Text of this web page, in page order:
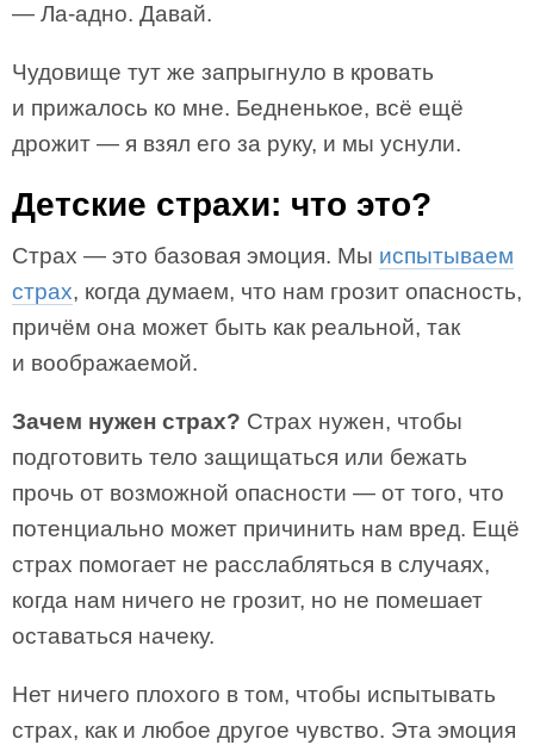
— Ла-адно. Давай.
Чудовище тут же запрыгнуло в кровать
и прижалось ко мне. Бедненькое, всё ещё
дрожит — я взял его за руку, и мы уснули.
Детские страхи: что это?
Страх — это базовая эмоция. Мы испытываем
страх, когда думаем, что нам грозит опасность,
причём она может быть как реальной, так
и воображаемой.
Зачем нужен страх? Страх нужен, чтобы
подготовить тело защищаться или бежать
прочь от возможной опасности — от того, что
потенциально может причинить нам вред. Ещё
страх помогает не расслабляться в случаях,
когда нам ничего не грозит, но не помешает
оставаться начеку.
Нет ничего плохого в том, чтобы испытывать
страх, как и любое другое чувство. Эта эмоция